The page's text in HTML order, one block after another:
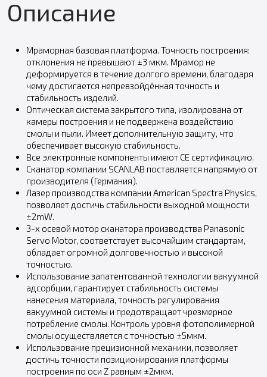
Описание
Мраморная базовая платформа. Точность построения:
отклонения не превышают ±3 мкм. Мрамор не
деформируется в течение долгого времени, благодаря
чему достигается непревзойдённая точность и
стабильность изделий.
Оптическая система закрытого типа, изолирована от
камеры построения и не подвержена воздействию
смолы и пыли. Имеет дополнительную защиту, что
обеспечивает высокую стабильность.
Все электронные компоненты имеют CE сертификацию.
Сканатор компании SCANLAB поставляется напрямую от
производителя (Германия).
Лазер производства компании American Spectra Physics,
позволяет достичь стабильности выходной мощности
±2mW.
3-х осевой мотор сканатора производства Panasonic
Servo Motor, соответствует высочайшим стандартам,
обладает огромной долговечностью и высокой
точностью.
Использование запатентованной технологии вакуумной
адсорбции, гарантирует стабильность системы
нанесения материала, точность регулирования
вакуумной системы и предотвращает чрезмерное
потребление смолы. Контроль уровня фотополимерной
смолы осуществляется с точностью ±5мкм.
Использование прецизионной механики, позволяет
достичь точности позиционирования платформы
построения по оси Z равным ±2мкм.